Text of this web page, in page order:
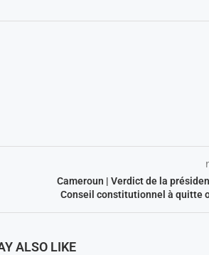
Cameroun | Verdict de la
Conseil constitutionnel à quitte
ALSO LIKE